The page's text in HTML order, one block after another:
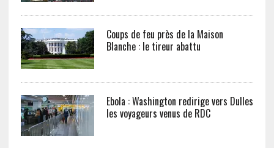
Coups de feu près de la Maison
Blanche : le tireur abattu
Ebola : Washington redirige vers Dulles
les voyageurs venus de RDC